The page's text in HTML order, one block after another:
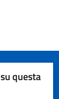
questa